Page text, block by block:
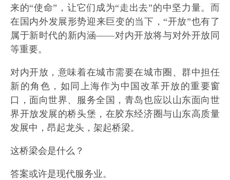
来的“使命”，让它们成为“走出去”的中坚力量。而
在国内外发展形势迎来巨变的当下，“开放”也有了
属于新时代的新内涵——对内开放将与对外开放同
等重要。
对内开放，意味着在城市需要在城市圈、群中担任
新的角色，如同上海作为中国改革开放的重要窗
口，面向世界、服务全国，青岛也应以山东面向世
界开放发展的桥头堡，在胶东经济圈与山东高质量
发展中，昂起龙头，架起桥梁。
这桥梁会是什么？
答案或许是现代服务业。